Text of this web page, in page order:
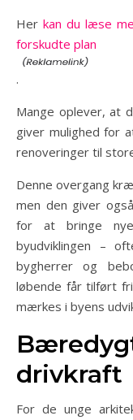
Her kan du læse
forskudte plan
.
Mange oplever, at
giver mulighed for
renoveringer til
Denne overgang
men den giver
for at bringe
byudviklingen –
bygherrer og
løbende får tilført
mærkes i byens
drivkraft
For de unge